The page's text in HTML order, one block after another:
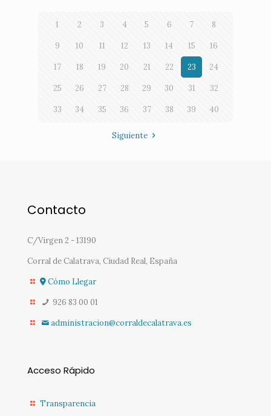
1 2 3 4 5 6 7 8
9 10 11 12 13 14 15 16
17 18 19 20 21 22 23 24
25 26 27 28 29 30 31 32
33 34 35 36 37 38 39 40
Siguiente
Contacto
C/Virgen 2 - 13190
Corral de Calatrava, Ciudad Real, España
Cómo Llegar
926 83 00 01
administracion@corraldecalatrava.es
Acceso Rápido
Transparencia